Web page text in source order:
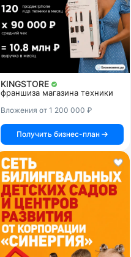
KINGSTORE
франшиза магазина техники
Вложения от 1 200 000 ₽
Получить бизнес-план